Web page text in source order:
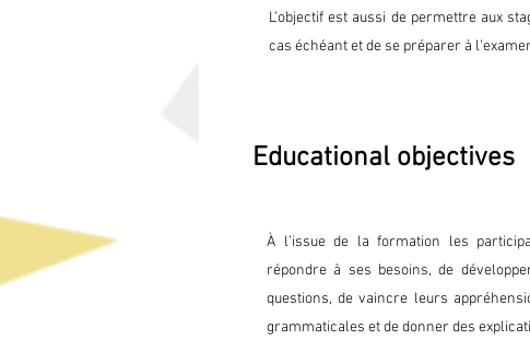
L’objectif est aussi de permettre aux
cas échéant et de se préparer à
Educational objectives
À l’issue de la formation les
répondre à ses besoins, de
questions, de vaincre leurs
grammaticales et de donner des